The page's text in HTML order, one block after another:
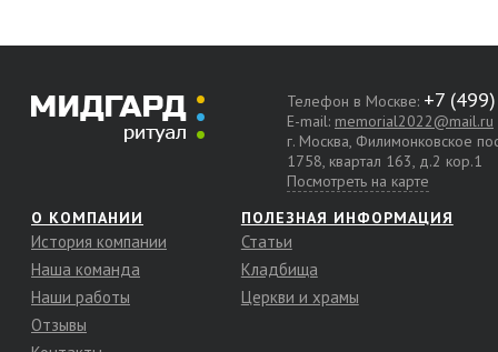
Телефон в Москве:
E-mail: memorial2022@mail.ru
г. Москва, Филимонковское
1758, квартал 163, д.2 кор.1
Посмотреть на карте
О КОМПАНИИ
История компании
Наша команда
Наши работы
Отзывы
ПОЛЕЗНАЯ ИНФОРМАЦИЯ
Статьи
Кладбища
Церкви и храмы